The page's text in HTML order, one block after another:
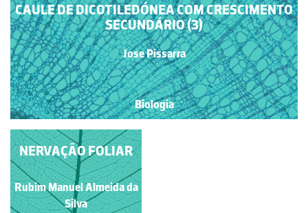
CAULE DE DICOTILEDÓNEA COM CRESCIMENTO
SECUNDÁRIO (3)
Jose Pissarra
Biologia
NERVAÇÃO FOLIAR
Rubim Manuel Almeida da
Silva